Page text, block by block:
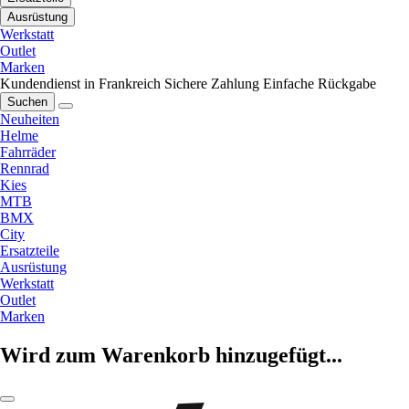
Ausrüstung
Werkstatt
Outlet
Marken
Kundendienst in Frankreich Sichere Zahlung Einfache Rückgabe
Suchen
Neuheiten
Helme
Fahrräder
Rennrad
Kies
MTB
BMX
City
Ersatzteile
Ausrüstung
Werkstatt
Outlet
Marken
Wird zum Warenkorb hinzugefügt...